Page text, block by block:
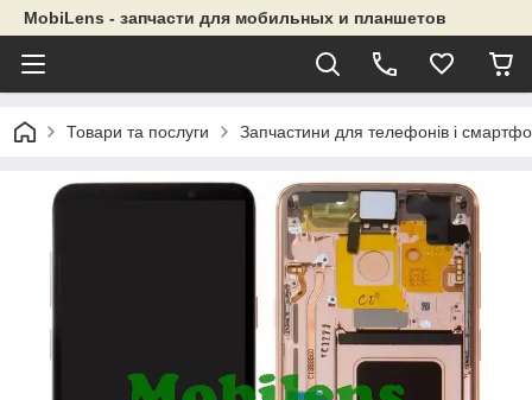
MobiLens - запчасти для мобильных и планшетов
Товари та послуги Запчастини для телефонів і